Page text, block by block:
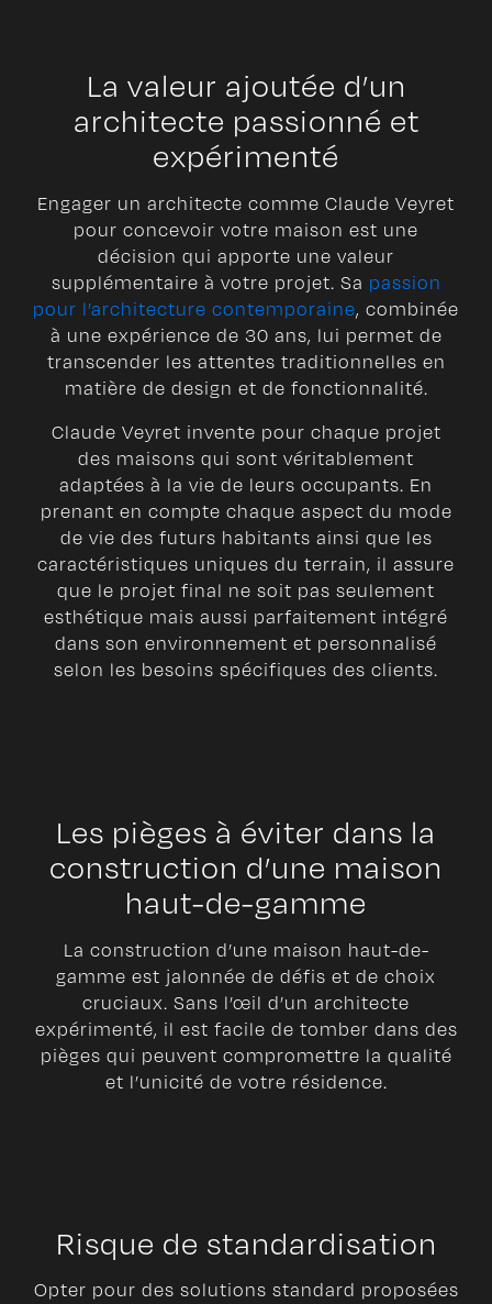
La valeur ajoutée d’un
architecte passionné et
expérimenté
Engager un architecte comme Claude Veyret
pour concevoir votre maison est une
décision qui apporte une valeur
supplémentaire à votre projet. Sa passion
pour l’architecture contemporaine, combinée
à une expérience de 30 ans, lui permet de
transcender les attentes traditionnelles en
matière de design et de fonctionnalité.
Claude Veyret invente pour chaque projet
des maisons qui sont véritablement
adaptées à la vie de leurs occupants. En
prenant en compte chaque aspect du mode
de vie des futurs habitants ainsi que les
caractéristiques uniques du terrain, il assure
que le projet final ne soit pas seulement
esthétique mais aussi parfaitement intégré
dans son environnement et personnalisé
selon les besoins spécifiques des clients.
Les pièges à éviter dans la
construction d’une maison
haut-de-gamme
La construction d’une maison haut-de-
gamme est jalonnée de défis et de choix
cruciaux. Sans l’œil d’un architecte
expérimenté, il est facile de tomber dans des
pièges qui peuvent compromettre la qualité
et l’unicité de votre résidence.
Risque de standardisation
Opter pour des solutions standard proposées